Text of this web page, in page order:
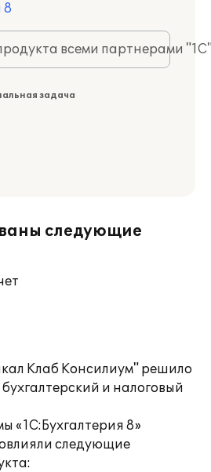
8
всеми партнерами
задача
следующие
Клаб Консилиум" решило
и налоговый
«1С:Бухгалтерия 8»
следующие